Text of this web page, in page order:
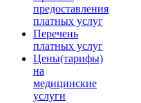
предоставления
платных услуг
Перечень
платных услуг
Цены(тарифы)
на
медицинские
услуги